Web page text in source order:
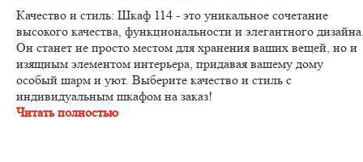
Качество и стиль: Шкаф 114 - это уникальное сочетание
высокого качества, функциональности и элегантного
Он станет не просто местом для хранения ваших вещей, но и
изящным элементом интерьера, придавая вашему дому
особый шарм и уют. Выберите качество и стиль с
индивидуальным шкафом на заказ!
Читать полностью